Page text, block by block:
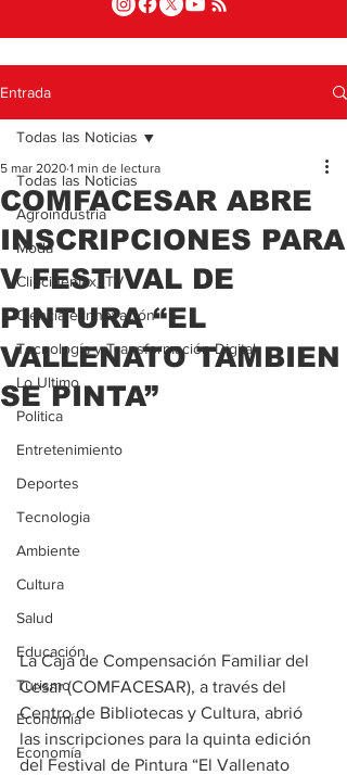
Entrada
Todas las Noticias
Agroindustria
Moda
Clipcinemax_TV
Ciencia e Innovación
Tecnología y Transformación Digital
Lo Ultimo
Politica
Entretenimiento
Deportes
Tecnologia
Ambiente
Cultura
Salud
Educación
Turismo
Economía
Economía
Todas las Noticias
COMFACESAR ABRE
INSCRIPCIONES PARA
V FESTIVAL DE
PINTURA “EL
VALLENATO TAMBIEN
SE PINTA”
5 mar 2020 1 min de lectura
La Caja de Compensación Familiar del
Cesar (COMFACESAR), a través del
Centro de Bibliotecas y Cultura, abrió
las inscripciones para la quinta edición
del Festival de Pintura “El Vallenato